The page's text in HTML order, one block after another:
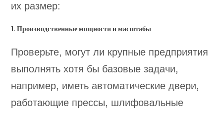
их размер:
1. Производственные мощности и масштабы
Проверьте, могут ли крупные предприятия
выполнять хотя бы базовые задачи,
например, иметь автоматические двери,
работающие прессы, шлифовальные